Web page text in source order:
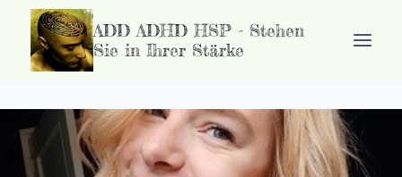
Inhalt
springen
ADD ADHD HSP - Stehen
Sie in Ihrer Stärke